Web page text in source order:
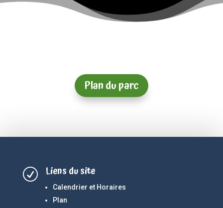
Plan du parc
R Liens du site
Calendrier et Horaires
Plan